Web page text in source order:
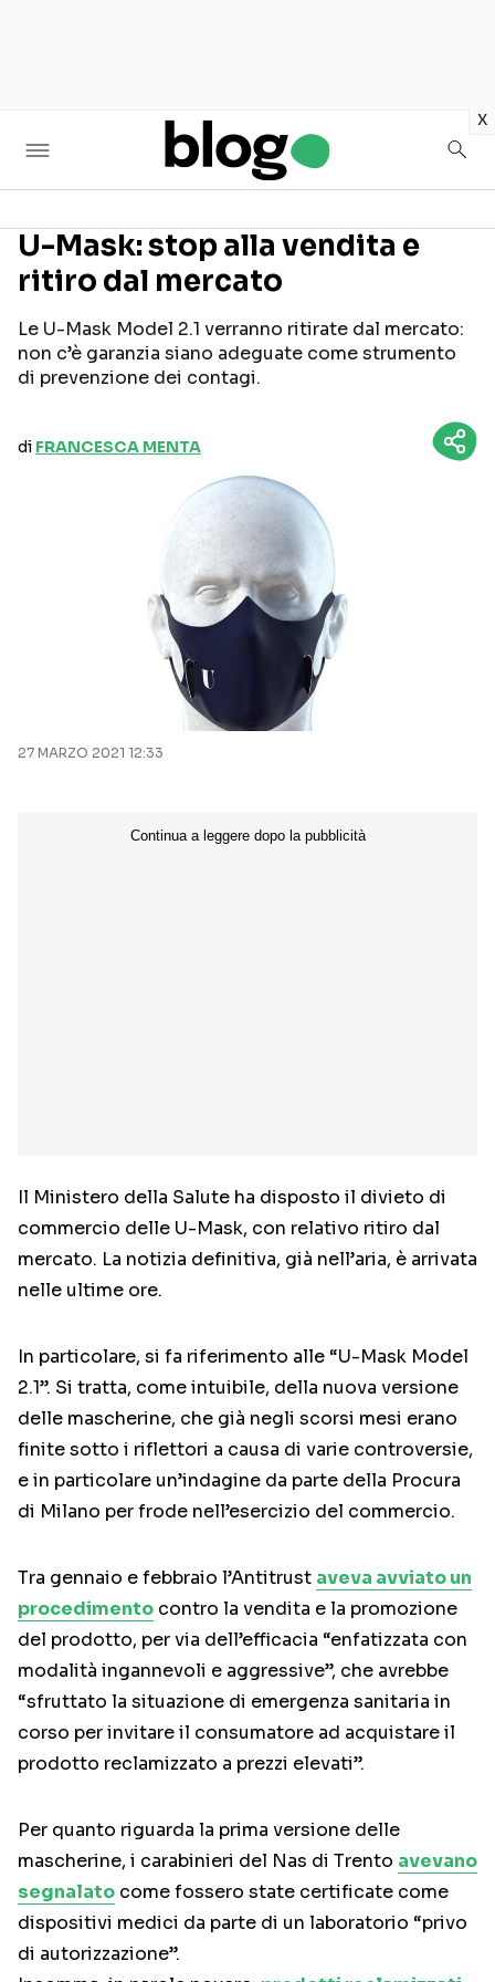
x
Seguici sui social
U-Mask: stop alla vendita e
ritiro dal mercato
Le U-Mask Model 2.1 verranno ritirate dal mercato:
non c’è garanzia siano adeguate come strumento
di prevenzione dei contagi.
di FRANCESCA MENTA
27 MARZO 2021 12:33
Il Ministero della Salute ha disposto il divieto di
commercio delle U-Mask, con relativo ritiro dal
mercato. La notizia definitiva, già nell’aria, è arrivata
nelle ultime ore.
In particolare, si fa riferimento alle “U-Mask Model
2.1”. Si tratta, come intuibile, della nuova versione
delle mascherine, che già negli scorsi mesi erano
finite sotto i riflettori a causa di varie controversie,
e in particolare un’indagine da parte della Procura
di Milano per frode nell’esercizio del commercio.
Tra gennaio e febbraio l’Antitrust aveva avviato un
procedimento contro la vendita e la promozione
del prodotto, per via dell’efficacia “enfatizzata con
modalità ingannevoli e aggressive”, che avrebbe
“sfruttato la situazione di emergenza sanitaria in
corso per invitare il consumatore ad acquistare il
prodotto reclamizzato a prezzi elevati”.
Per quanto riguarda la prima versione delle
mascherine, i carabinieri del Nas di Trento avevano
segnalato come fossero state certificate come
dispositivi medici da parte di un laboratorio “privo
di autorizzazione”.